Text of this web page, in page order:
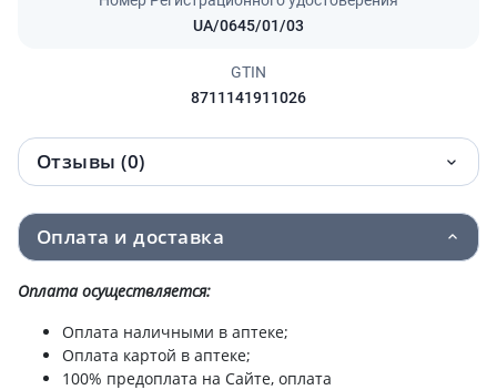
UA/0645/01/03
GTIN
8711141911026
Отзывы (0)
Оплата и доставка
Оплата осуществляется:
Оплата наличными в аптеке;
Оплата картой в аптеке;
100% предоплата на Сайте, оплата